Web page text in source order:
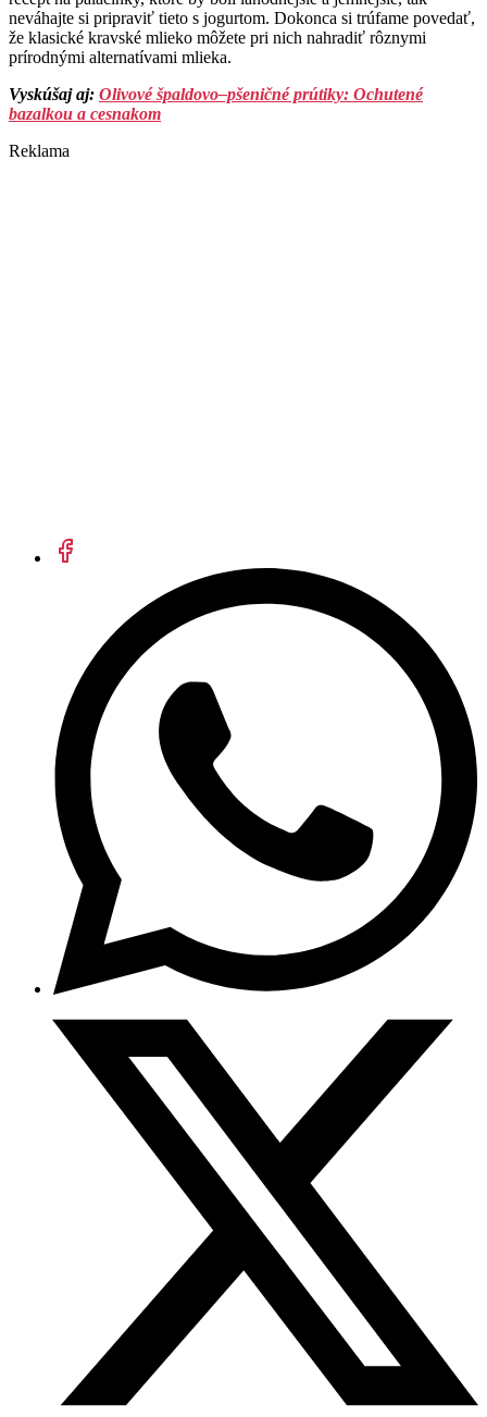
neváhajte si pripraviť tieto s jogurtom. Dokonca si trúfame povedať,
že klasické kravské mlieko môžete pri nich nahradiť rôznymi
prírodnými alternatívami mlieka.
Vyskúšaj aj: Olivové špaldovo–pšeničné prútiky: Ochutené
bazalkou a cesnakom
Reklama